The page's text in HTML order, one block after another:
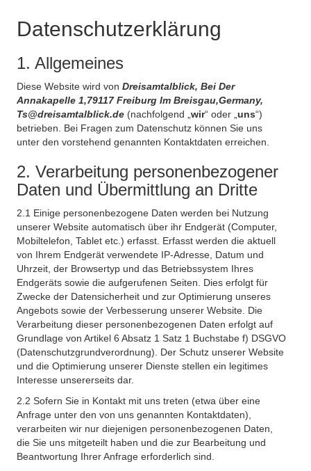
Datenschutzerklärung
1. Allgemeines
Diese Website wird von Dreisamtalblick, Bei Der
Annakapelle 1,79117 Freiburg Im Breisgau,Germany,
Ts@dreisamtalblick.de (nachfolgend „ wir“ oder „ uns“)
betrieben. Bei Fragen zum Datenschutz können Sie uns
unter den vorstehend genannten Kontaktdaten erreichen.
2. Verarbeitung personenbezogener
Daten und Übermittlung an Dritte
2.1 Einige personenbezogene Daten werden bei Nutzung
unserer Website automatisch über ihr Endgerät (Computer,
Mobiltelefon, Tablet etc.) erfasst. Erfasst werden die aktuell
von Ihrem Endgerät verwendete IP-Adresse, Datum und
Uhrzeit, der Browsertyp und das Betriebssystem Ihres
Endgeräts sowie die aufgerufenen Seiten. Dies erfolgt für
Zwecke der Datensicherheit und zur Optimierung unseres
Angebots sowie der Verbesserung unserer Website. Die
Verarbeitung dieser personenbezogenen Daten erfolgt auf
Grundlage von Artikel 6 Absatz 1 Satz 1 Buchstabe f) DSGVO
(Datenschutzgrundverordnung). Der Schutz unserer Website
und die Optimierung unserer Dienste stellen ein legitimes
Interesse unsererseits dar.
2.2 Sofern Sie in Kontakt mit uns treten (etwa über eine
Anfrage unter den von uns genannten Kontaktdaten),
verarbeiten wir nur diejenigen personenbezogenen Daten,
die Sie uns mitgeteilt haben und die zur Bearbeitung und
Beantwortung Ihrer Anfrage erforderlich sind.